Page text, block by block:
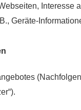
Interesse
Geräte-